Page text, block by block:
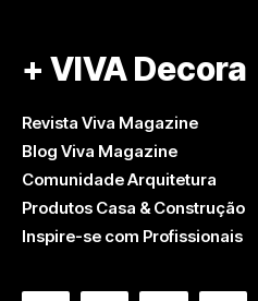
+ VIVA Decora
Revista Viva Magazine
Blog Viva Magazine
Comunidade Arquitetura
Produtos Casa & Construção
Inspire-se com Profissionais